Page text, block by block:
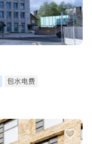
包水电费